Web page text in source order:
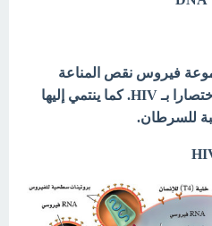
فيروس نقص المناعة
المكتسبة (الإيدز) المعروف اختصارا بـ HIV. كما ينتمي إليها
للسرطان.